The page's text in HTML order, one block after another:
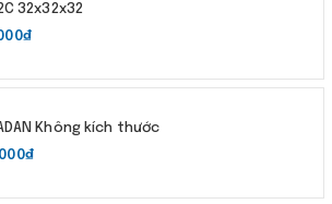
32x32x32
Không kích thước